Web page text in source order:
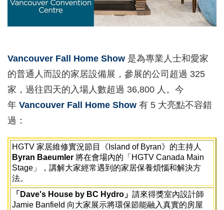
Vancouver Fall Home Show 是為專業人士和愛家
的普通人而設的家居設備展，參展的公司超過 325
家，過往四天的入場人數超過 36,800 人。今
年 Vancouver Fall Home Show 有 5 大亮點不容錯
過：
HGTV 家居維修實況節目《Island of Byran》的主持人
Byran Baeumler 將在會場內的「HGTV Canada Main
Stage」，講解大家經常遇到的家居保養煩惱和解決方
法。
「Dave's House by BC Hydro」 請來得獎室內設計師
Jamie Banfield 向大家展示將環保節能融入真實的房屋